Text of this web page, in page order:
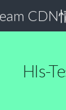
CDN
Hls-